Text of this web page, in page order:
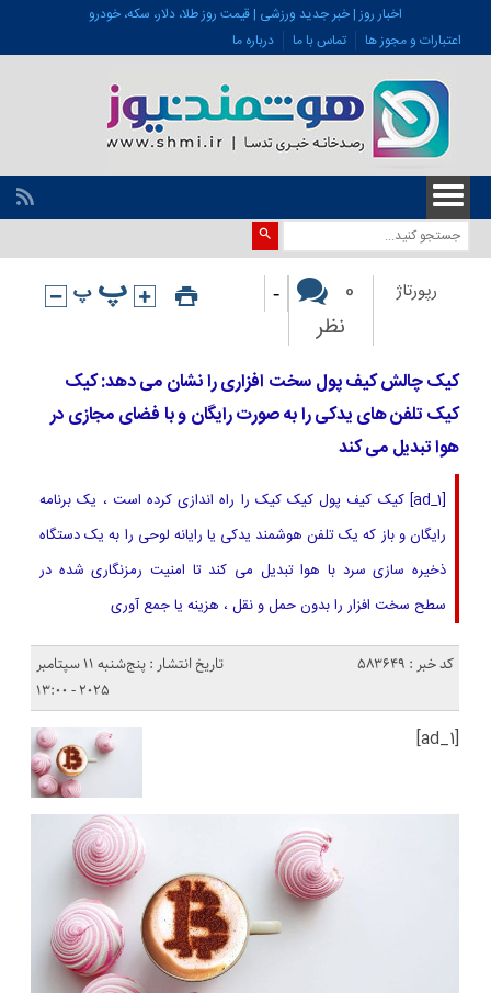
اخبار روز | خبر جدید ورزشی | قیمت روز طلا، دلار، سکه، خودرو
اعتبارات و مجوز ها
تماس با ما درباره ما
رپورتاژ
0
نظر
-
کیک چالش کیف پول سخت افزاری را نشان می دهد: کیک
کیک تلفن های یدکی را به صورت رایگان و با فضای مجازی در
هوا تبدیل می کند
[ad_1] کیک کیف پول کیک کیک را راه اندازی کرده است ، یک برنامه
رایگان و باز که یک تلفن هوشمند یدکی یا رایانه لوحی را به یک دستگاه
ذخیره سازی سرد با هوا تبدیل می کند تا امنیت رمزنگاری شده در
سطح سخت افزار را بدون حمل و نقل ، هزینه یا جمع آوری
کد خبر : 583649
تاریخ انتشار : پنج‌شنبه 11 سپتامبر
2025 - 13:00
[ad_1]